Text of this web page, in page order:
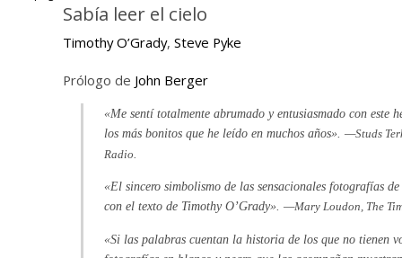
Sabía leer el cielo
Timothy O’Grady, Steve Pyke
Prólogo de John Berger
«Me sentí totalmente abrumado y entusiasmado con este
los más bonitos que he leído en muchos años». —Studs
Radio.
«El sincero simbolismo de las sensacionales fotografías
con el texto de Timothy O’Grady». —Mary Loudon, The
«Si las palabras cuentan la historia de los que no tienen